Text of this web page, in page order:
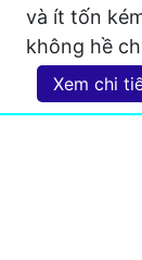
và ít tốn
không hề
Xem chi